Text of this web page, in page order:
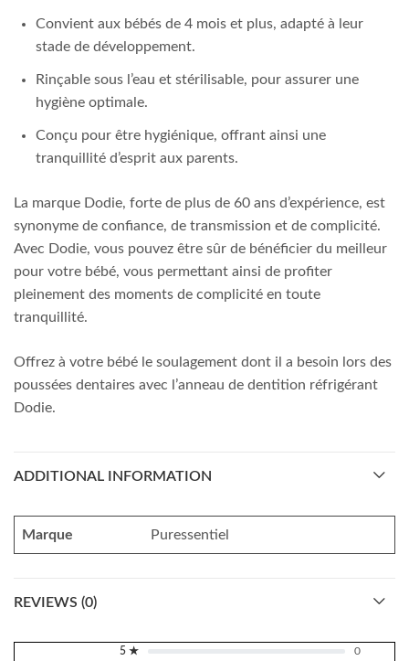
Convient aux bébés de 4 mois et plus, adapté à leur
stade de développement.
Rinçable sous l’eau et stérilisable, pour assurer une
hygiène optimale.
Conçu pour être hygiénique, offrant ainsi une
tranquillité d’esprit aux parents.
La marque Dodie, forte de plus de 60 ans d’expérience, est
synonyme de confiance, de transmission et de complicité.
Avec Dodie, vous pouvez être sûr de bénéficier du meilleur
pour votre bébé, vous permettant ainsi de profiter
pleinement des moments de complicité en toute
tranquillité.
Offrez à votre bébé le soulagement dont il a besoin lors des
poussées dentaires avec l’anneau de dentition réfrigérant
Dodie.
ADDITIONAL INFORMATION
Marque Puressentiel
REVIEWS (0)
5 ★
0